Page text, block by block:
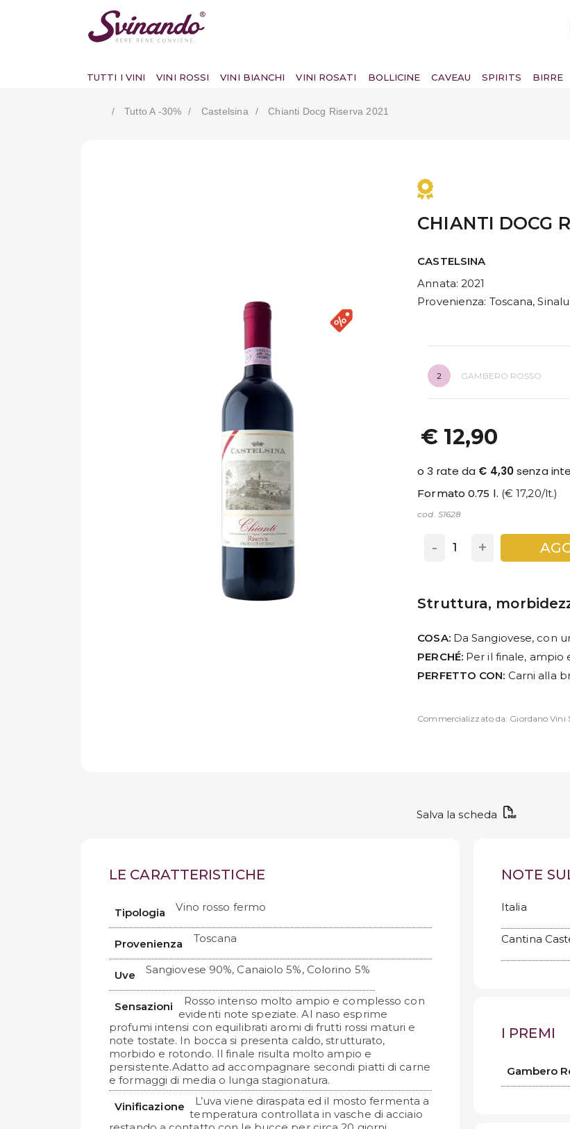
TUTTI I VINI VINI ROSSI VINI BIANCHI VINI ROSATI BOLLICINE CAVEAU SPIRITS BIRRE
Tutto A -30% Castelsina Chianti Docg Riserva 2021
CHIANTI DOCG
CASTELSINA
Annata: 2021
Provenienza: Toscana,
2 GAMBERO ROSSO
€ 12,90
Formato 0.75 l. (€ 17,20/lt.)
cod. S1628
- +
Struttura,
COSA:Da Sangiovese, con
PERCHÉ:Per il finale, ampio
PERFETTO CON: Carni alla
Commercializzato da: Giordano Vini
Salva la scheda
LE CARATTERISTICHE
Tipologia Vino rosso fermo
Provenienza Toscana
Uve Sangiovese 90%, Canaiolo 5%, Colorino 5%
Sensazioni
Rosso intenso molto ampio e complesso con
evidenti note speziate. Al naso esprime
profumi intensi con equilibrati aromi di frutti rossi maturi e
note tostate. In bocca si presenta caldo, strutturato,
morbido e rotondo. Il finale risulta molto ampio e
persistente.Adatto ad accompagnare secondi piatti di carne
e formaggi di media o lunga stagionatura.
Vinificazione
L’uva viene diraspata ed il mosto fermenta a
temperatura controllata in vasche di acciaio
NOTE
Italia
Cantina
I PREMI
Gambero